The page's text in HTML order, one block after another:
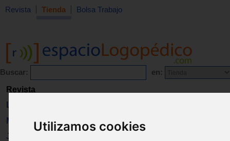
Utilizamos cookies
Revista Tienda Bolsa Trabajo
Buscar: en:
Revista
Libros
Material
Juguetes